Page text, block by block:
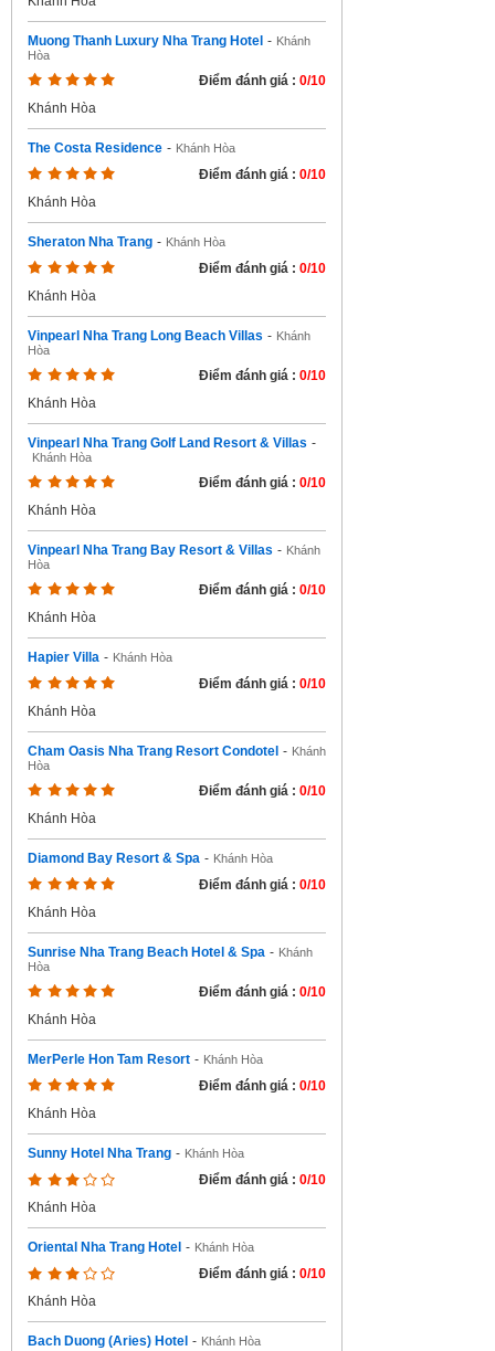
Muong Thanh Luxury Nha Trang Hotel - Khánh
Hòa
Điểm đánh giá : 0/10
Khánh Hòa
The Costa Residence - Khánh Hòa
Điểm đánh giá : 0/10
Khánh Hòa
Sheraton Nha Trang - Khánh Hòa
Điểm đánh giá : 0/10
Khánh Hòa
Vinpearl Nha Trang Long Beach Villas - Khánh
Hòa
Điểm đánh giá : 0/10
Khánh Hòa
Vinpearl Nha Trang Golf Land Resort & Villas -
Khánh Hòa
Điểm đánh giá : 0/10
Khánh Hòa
Vinpearl Nha Trang Bay Resort & Villas - Khánh
Hòa
Điểm đánh giá : 0/10
Khánh Hòa
Hapier Villa - Khánh Hòa
Điểm đánh giá : 0/10
Khánh Hòa
Cham Oasis Nha Trang Resort Condotel - Khánh
Hòa
Điểm đánh giá : 0/10
Khánh Hòa
Diamond Bay Resort & Spa - Khánh Hòa
Điểm đánh giá : 0/10
Khánh Hòa
Sunrise Nha Trang Beach Hotel & Spa - Khánh
Hòa
Điểm đánh giá : 0/10
Khánh Hòa
MerPerle Hon Tam Resort - Khánh Hòa
Điểm đánh giá : 0/10
Khánh Hòa
Sunny Hotel Nha Trang - Khánh Hòa
Điểm đánh giá : 0/10
Khánh Hòa
Oriental Nha Trang Hotel - Khánh Hòa
Điểm đánh giá : 0/10
Khánh Hòa
Bach Duong (Aries) Hotel - Khánh Hòa